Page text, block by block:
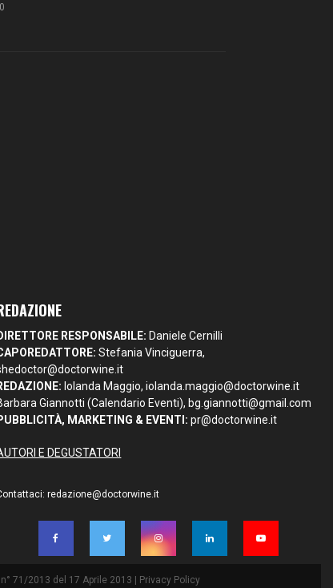
0
RESPONSABILE: Daniele Cernilli
Stefania Vinciguerra,
Iolanda Maggio,iolanda.maggio@doctorwine.it
Giannotti (Calendario Eventi), bg.giannotti@gmail.com
MARKETING & EVENTI: pr@doctorwine.it
E DEGUSTATORI
redazione@doctorwine.it
71/2013 del 17 Aprile 2013 | Privacy Policy